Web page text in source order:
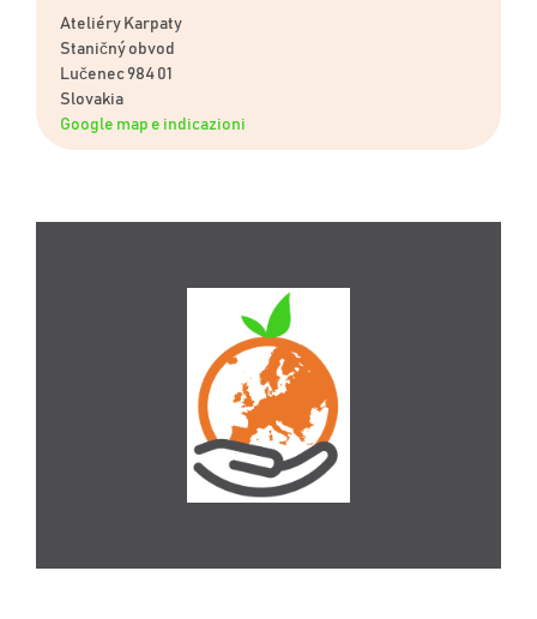
Ateliéry Karpaty
Staničný obvod
Lučenec 984 01
Slovakia
Google map e indicazioni